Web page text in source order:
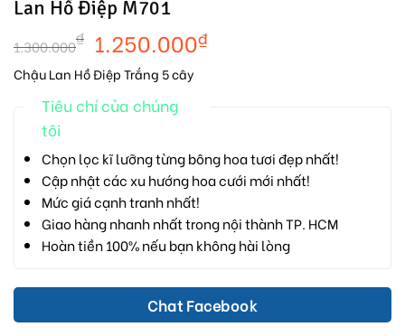
Lan Hồ Điệp M701
1.300.000₫ 1.250.000₫
Chậu Lan Hồ Điệp Trắng 5 cây
Tiêu chí của chúng
tôi
Chọn lọc kĩ lưỡng từng bông hoa tươi đẹp nhất!
Cập nhật các xu hướng hoa cưới mới nhất!
Mức giá cạnh tranh nhất!
Giao hàng nhanh nhất trong nội thành TP. HCM
Hoàn tiền 100% nếu bạn không hài lòng
Chat Facebook